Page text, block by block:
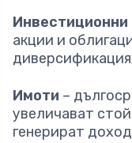
акции и
Имоти –
увеличават
генерират